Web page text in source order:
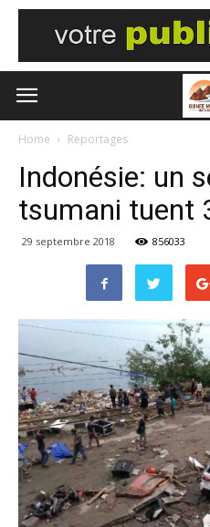
Home Reportages
Indonésie: un
tsumani tuent
29 septembre 2018 856033